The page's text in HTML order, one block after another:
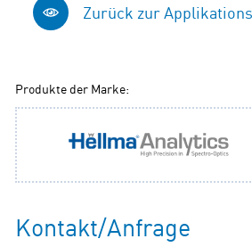
Zurück zur
Produkte der Marke:
Kontakt/Anfrage